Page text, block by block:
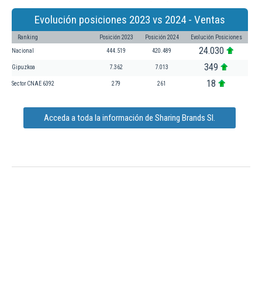
Evolución posiciones 2023 vs 2024 - Ventas
Ranking Posición 2023 Posición 2024 Evolución Posiciones
Nacional 444.519 420.489 24.030
Gipuzkoa 7.362 7.013 349
Sector CNAE 6392 279 261 18
Acceda a toda la información de Sharing Brands Sl.